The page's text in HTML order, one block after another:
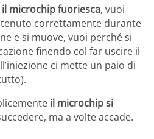
il microchip fuoriesca, vuoi
correttamente durante
e si muove, vuoi perché si
finendo col far uscire il
ci mette un paio di
il microchip si
ma a volte accade.